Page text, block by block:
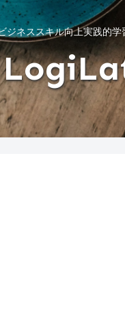
ジネススキル向上実践的学